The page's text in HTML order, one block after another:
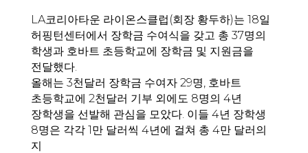
LA코리아타운 라이온스클럽(회장 황두하)는 18일
허핑턴센터에서 장학금 수여식을 갖고 총 37명의
학생과 호바트 초등학교에 장학금 및 지원금을
전달했다.
올해는 3천달러 장학금 수여자 29명, 호바트
초등학교에 2천달러 기부 외에도 8명의 4년
장학생을 선발해 관심을 모았다. 이들 4년 장학생
8명은 각각 1만 달러씩 4년에 걸쳐 총 4만 달러의
지